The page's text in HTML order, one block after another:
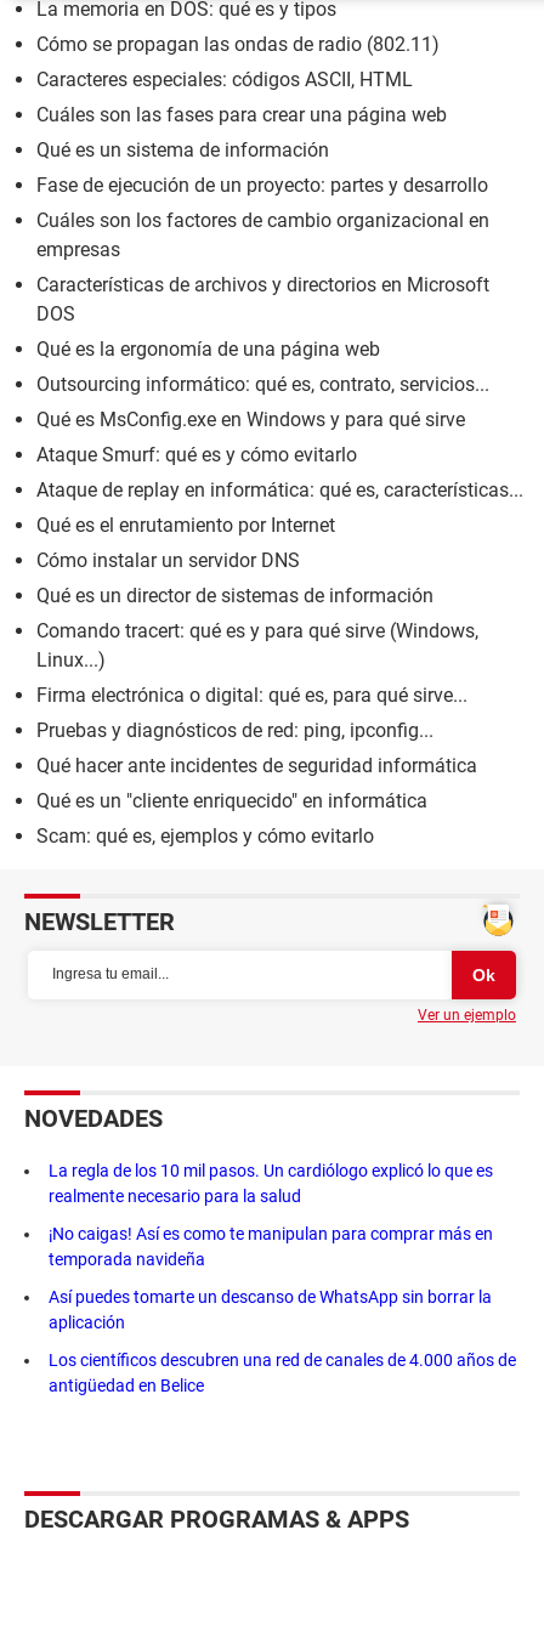
La memoria en DOS: qué es y tipos
Cómo se propagan las ondas de radio (802.11)
Caracteres especiales: códigos ASCII, HTML
Cuáles son las fases para crear una página web
Qué es un sistema de información
Fase de ejecución de un proyecto: partes y desarrollo
Cuáles son los factores de cambio organizacional en
empresas
Características de archivos y directorios en Microsoft
DOS
Qué es la ergonomía de una página web
Outsourcing informático: qué es, contrato, servicios...
Qué es MsConfig.exe en Windows y para qué sirve
Ataque Smurf: qué es y cómo evitarlo
Ataque de replay en informática: qué es, características...
Qué es el enrutamiento por Internet
Cómo instalar un servidor DNS
Qué es un director de sistemas de información
Comando tracert: qué es y para qué sirve (Windows,
Linux...)
Firma electrónica o digital: qué es, para qué sirve...
Pruebas y diagnósticos de red: ping, ipconfig...
Qué hacer ante incidentes de seguridad informática
Qué es un "cliente enriquecido" en informática
Scam: qué es, ejemplos y cómo evitarlo
NEWSLETTER
Ver un ejemplo
NOVEDADES
La regla de los 10 mil pasos. Un cardiólogo explicó lo que es
realmente necesario para la salud
¡No caigas! Así es como te manipulan para comprar más en
temporada navideña
Así puedes tomarte un descanso de WhatsApp sin borrar la
aplicación
Los científicos descubren una red de canales de 4.000 años de
antigüedad en Belice
DESCARGAR PROGRAMAS & APPS